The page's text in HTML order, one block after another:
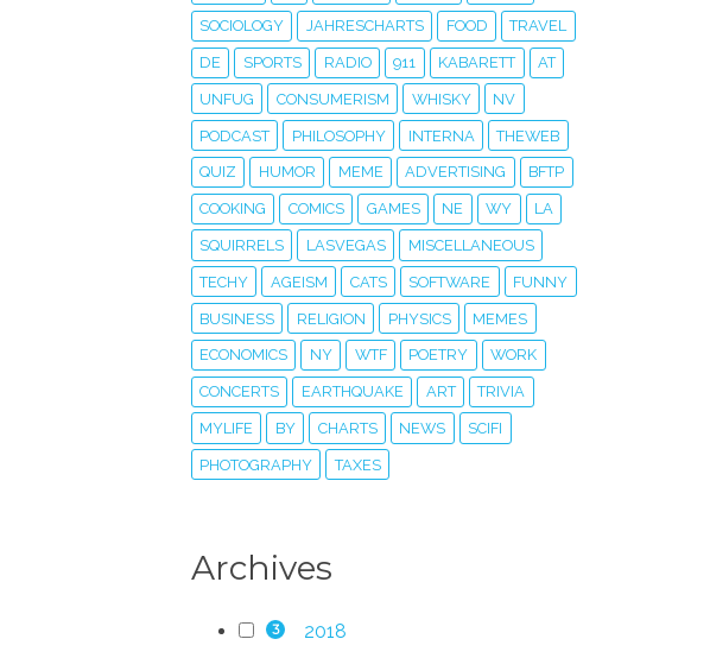
SOCIOLOGY JAHRESCHARTS FOOD TRAVEL
DE SPORTS RADIO 911 KABARETT AT
UNFUG CONSUMERISM WHISKY NV
PODCAST PHILOSOPHY INTERNA THEWEB
QUIZ HUMOR MEME ADVERTISING BFTP
COOKING COMICS GAMES NE WY LA
SQUIRRELS LASVEGAS MISCELLANEOUS
TECHY AGEISM CATS SOFTWARE FUNNY
BUSINESS RELIGION PHYSICS MEMES
ECONOMICS NY WTF POETRY WORK
CONCERTS EARTHQUAKE ART TRIVIA
MYLIFE BY CHARTS NEWS SCIFI
PHOTOGRAPHY TAXES
Archives
3 2018